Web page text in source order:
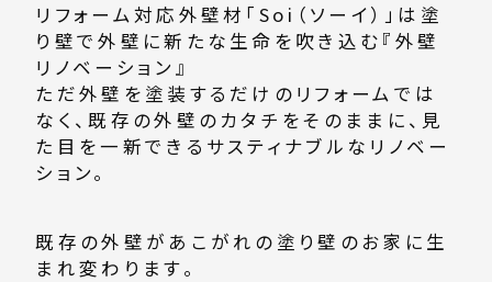
リフォーム対応外壁材「Soi（ソーイ）」は塗
り壁で外壁に新たな生命を吹き込む『外壁
リノベーション』
ただ外壁を塗装するだけのリフォームでは
なく、既存の外壁のカタチをそのままに、見
た目を一新できるサスティナブルなリノベー
ション。
既存の外壁があこがれの塗り壁のお家に生
まれ変わります。